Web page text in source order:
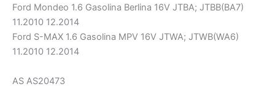
Ford Mondeo 1.6 Gasolina Berlina 16V JTBA; JTBB(BA7)
11.2010 12.2014
Ford S-MAX 1.6 Gasolina MPV 16V JTWA; JTWB(WA6)
11.2010 12.2014
AS AS20473